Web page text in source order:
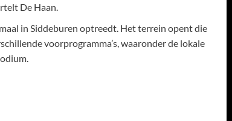
De Haan.
in Siddeburen optreedt. Het terrein opent die
voorprogramma’s, waaronder de lokale